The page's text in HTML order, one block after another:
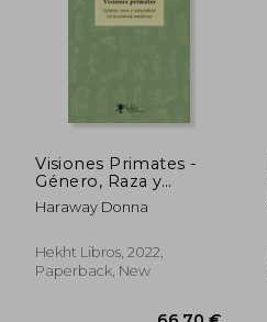
Visiones Primates -
Género, Raza y
Naturaleza en la
Ciencia Moderna (in
Haraway Donna
Hekht Libros, 2022,
Paperback, New